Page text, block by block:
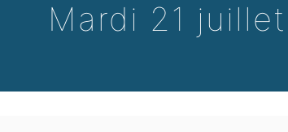
Mardi 21